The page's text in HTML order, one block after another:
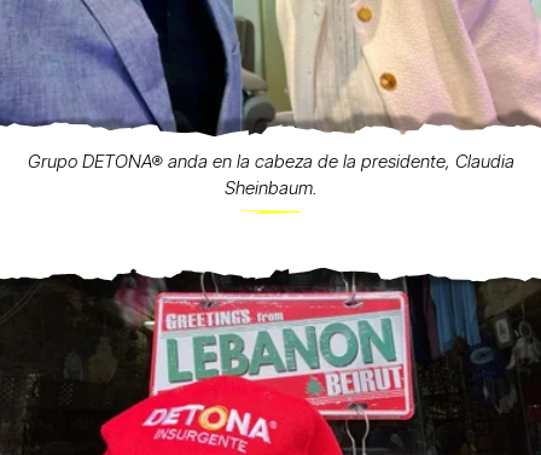
Grupo DETONA® anda en la cabeza de la presidente, Claudia
Sheinbaum.